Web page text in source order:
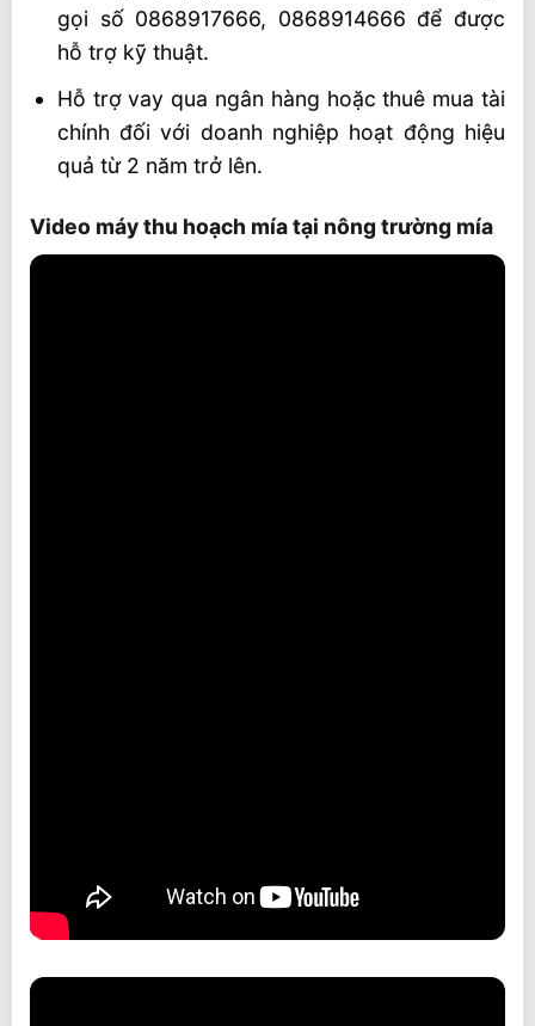
gọi số 0868917666, 0868914666 để được
hỗ trợ kỹ thuật.
Hỗ trợ vay qua ngân hàng hoặc thuê mua tài
chính đối với doanh nghiệp hoạt động hiệu
quả từ 2 năm trở lên.
Video máy thu hoạch mía tại nông trường mía